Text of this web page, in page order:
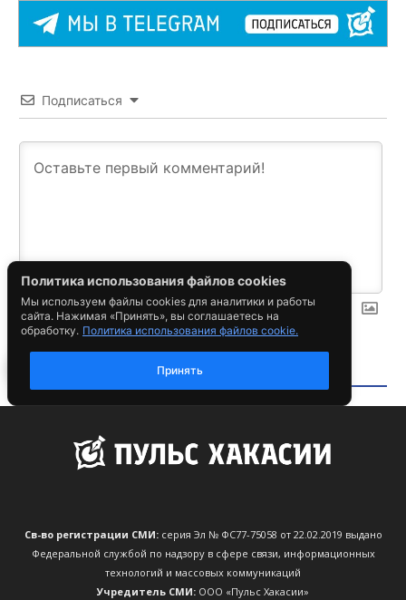
Св-во регистрации СМИ:серия Эл № ФС77-75058 от 22.02.2019 выдано
Федеральной службой по надзору в сфере связи, информационных
технологий и массовых коммуникаций
Учредитель СМИ: ООО «Пульс Хакасии»